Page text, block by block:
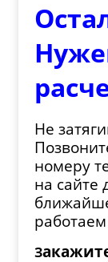
Не
номеру
на сайте
З